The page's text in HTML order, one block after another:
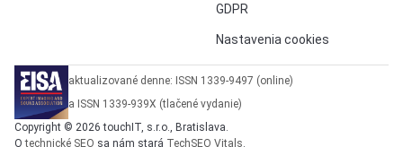
GDPR
Nastavenia cookies
aktualizované denne: ISSN 1339-9497 (online)
a ISSN 1339-939X (tlačené vydanie)
Copyright © 2026 touchIT, s.r.o., Bratislava.
Otechnické SEO sa nám stará TechSEO Vitals.